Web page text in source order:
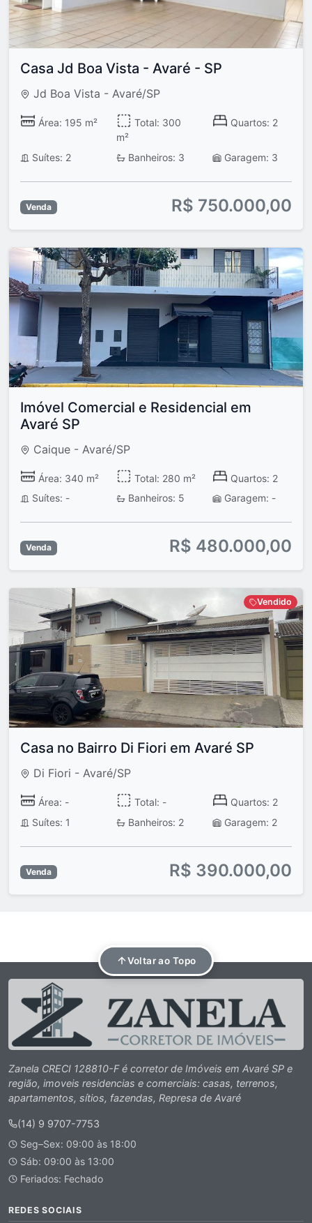
Casa Jd Boa Vista - Avaré - SP
Jd Boa Vista - Avaré/SP
Área: 195 m²
Total: 300
m²
Quartos: 2
Suítes: 2 Banheiros: 3 Garagem: 3
Venda R$ 750.000,00
Imóvel Comercial e Residencial em
Avaré SP
Caique - Avaré/SP
Área: 340 m² Total: 280 m²
Quartos: 2
Suítes: -
Banheiros: 5 Garagem: -
Venda R$ 480.000,00
Vendido
Casa no Bairro Di Fiori em Avaré SP
Di Fiori - Avaré/SP
Área: - Total: -
Quartos: 2
Suítes: 1
Banheiros: 2 Garagem: 2
Venda R$ 390.000,00
Voltar ao Topo
Zanela CRECI 128810-F é corretor de Imóveis em Avaré SP e
região, imoveis residencias e comerciais: casas, terrenos,
apartamentos, sítios, fazendas, Represa de Avaré
(14) 9 9707-7753
Seg–Sex: 09:00 às 18:00
Sáb: 09:00 às 13:00
Feriados: Fechado
REDES SOCIAIS